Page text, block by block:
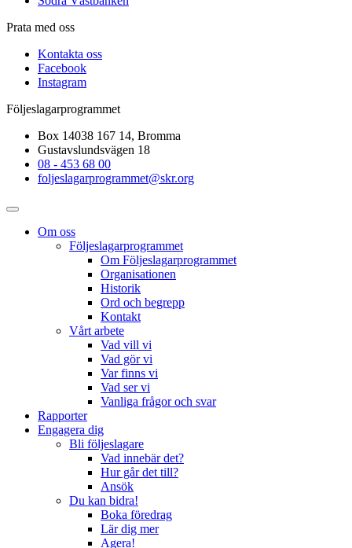
Prata med oss
Kontakta oss
Facebook
Instagram
Följeslagarprogrammet
Box 14038 167 14, Bromma
Gustavslundsvägen 18
08 - 453 68 00
foljeslagarprogrammet@skr.org
Om oss
Följeslagarprogrammet
Om Följeslagarprogrammet
Organisationen
Historik
Ord och begrepp
Kontakt
Vårt arbete
Vad vill vi
Vad gör vi
Var finns vi
Vad ser vi
Vanliga frågor och svar
Rapporter
Engagera dig
Bli följeslagare
Vad innebär det?
Hur går det till?
Ansök
Du kan bidra!
Boka föredrag
Lär dig mer
Agera!